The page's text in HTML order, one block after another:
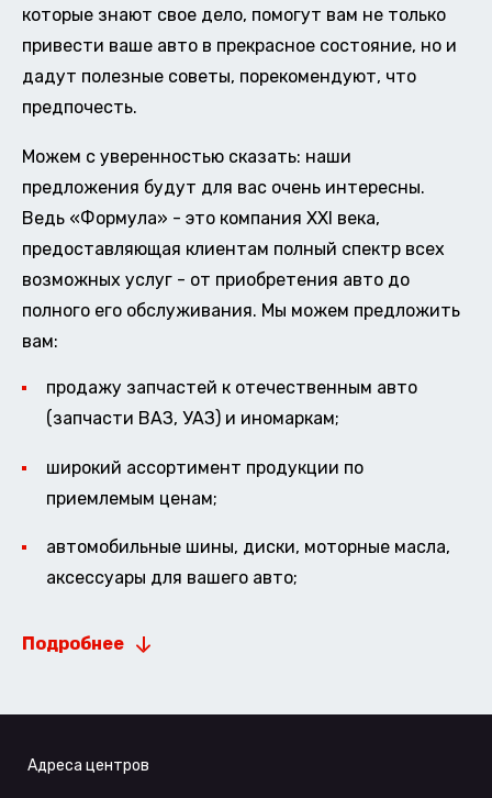
которые знают свое дело, помогут вам не только
привести ваше авто в прекрасное состояние, но и
дадут полезные советы, порекомендуют, что
предпочесть.
Можем с уверенностью сказать: наши
предложения будут для вас очень интересны.
Ведь «Формула» - это компания XXI века,
предоставляющая клиентам полный спектр всех
возможных услуг - от приобретения авто до
полного его обслуживания. Мы можем предложить
вам:
продажу запчастей к отечественным авто
(запчасти ВАЗ, УАЗ) и иномаркам;
широкий ассортимент продукции по
приемлемым ценам;
автомобильные шины, диски, моторные масла,
аксессуары для вашего авто;
Подробнее
Адреса центров